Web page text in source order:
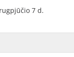
7 d.